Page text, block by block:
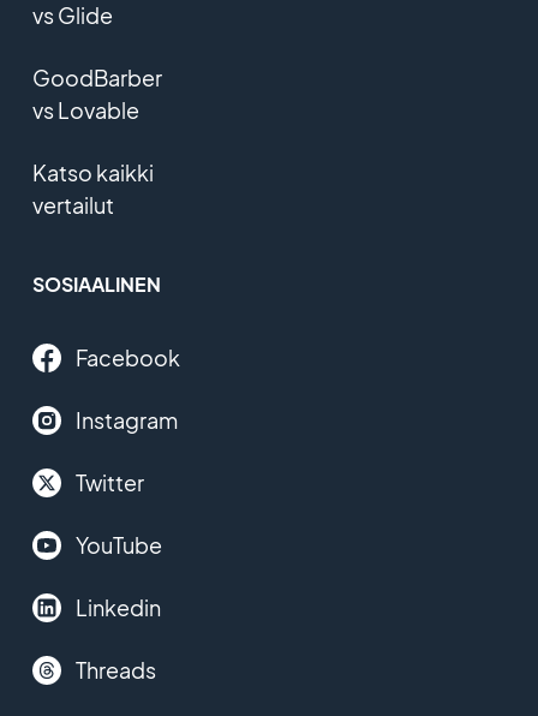
vs Glide
GoodBarber
vs Lovable
Katso kaikki
vertailut
SOSIAALINEN
Facebook
Instagram
Twitter
YouTube
Linkedin
Threads